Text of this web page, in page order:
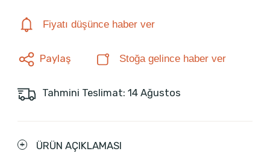
Fiyatı düşünce haber ver
Paylaş Stoğa gelince haber ver
Tahmini Teslimat: 14 Ağustos
ÜRÜN AÇIKLAMASI